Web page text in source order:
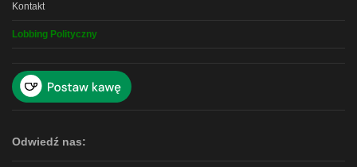
Kontakt
Lobbing Polityczny
Odwiedź nas: